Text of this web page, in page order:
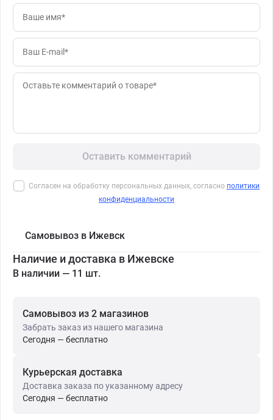
Оставить комментарий
Согласен на обработку персональных данных, согласно политики
конфиденциальности
Самовывоз в Ижевск
Наличие и доставка в Ижевске
В наличии — 11 шт.
Самовывоз из 2 магазинов
Забрать заказ из нашего магазина
Сегодня — бесплатно
Курьерская доставка
Доставка заказа по указанному адресу
Сегодня — бесплатно